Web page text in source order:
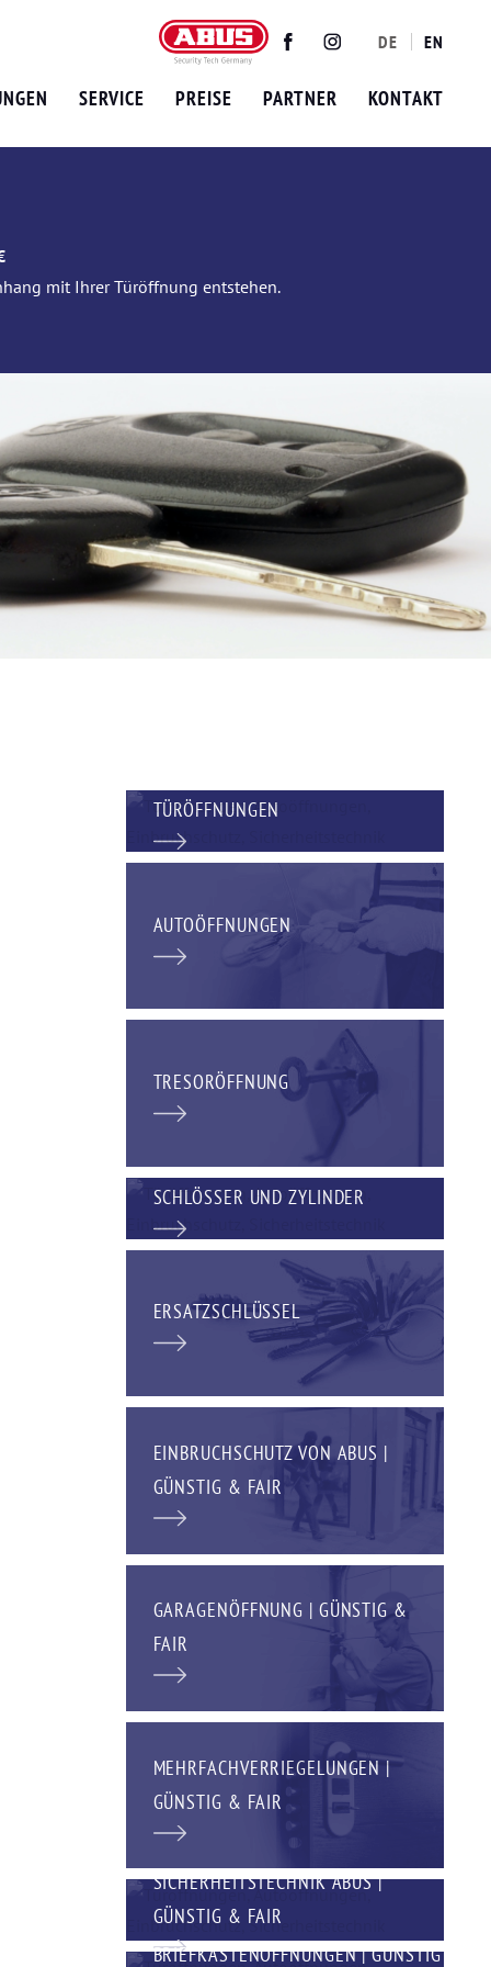
TwitterFacebookInstagram
DE EN
SERVICE PREISE PARTNER KONTAKT
mit Ihrer Türöffnung entstehen.
TÜRÖFFNUNGEN
AUTOÖFFNUNGEN
TRESORÖFFNUNG
SCHLÖSSER UND ZYLINDER
ERSATZSCHLÜSSEL
EINBRUCHSCHUTZ VON ABUS |
GÜNSTIG & FAIR
GARAGENÖFFNUNG | GÜNSTIG &
FAIR
MEHRFACHVERRIEGELUNGEN |
GÜNSTIG & FAIR
SICHERHEITSTECHNIK ABUS |
GÜNSTIG & FAIR
BRIEFKASTENÖFFNUNGEN | GÜNSTIG